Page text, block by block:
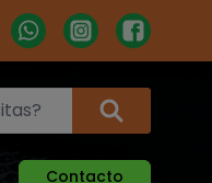
Contacto